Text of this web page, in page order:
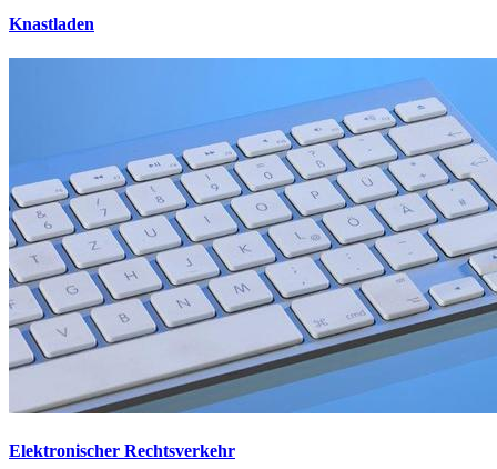
Knastladen
Elektronischer Rechtsverkehr